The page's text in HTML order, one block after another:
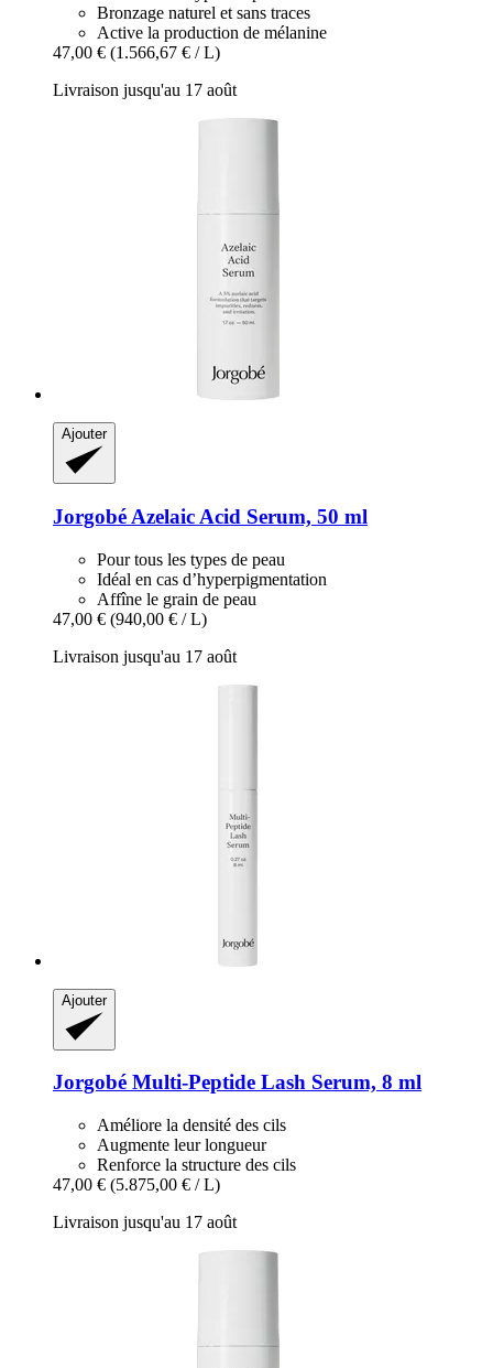
Bronzage naturel et sans traces
Active la production de mélanine
47,00 € (1.566,67 € / L)
Livraison jusqu'au 17 août
Ajouter
Jorgobé Azelaic Acid Serum, 50 ml
Pour tous les types de peau
Idéal en cas d’hyperpigmentation
Affîne le grain de peau
47,00 € (940,00 € / L)
Livraison jusqu'au 17 août
Ajouter
Jorgobé Multi-​Peptide Lash Serum, 8 ml
Améliore la densité des cils
Augmente leur longueur
Renforce la structure des cils
47,00 € (5.875,00 € / L)
Livraison jusqu'au 17 août